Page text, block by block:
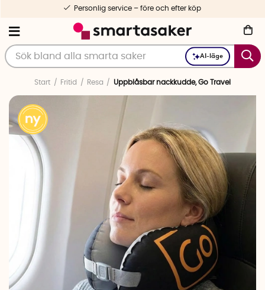
AI-läge
Personlig service – före och efter köp
Start Fritid Resa Uppblåsbar nackkudde, Go Travel